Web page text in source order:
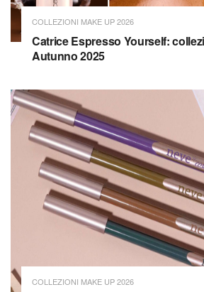
COLLEZIONI MAKE UP 2026
Catrice Espresso Yourself:
Autunno 2025
COLLEZIONI MAKE UP 2026